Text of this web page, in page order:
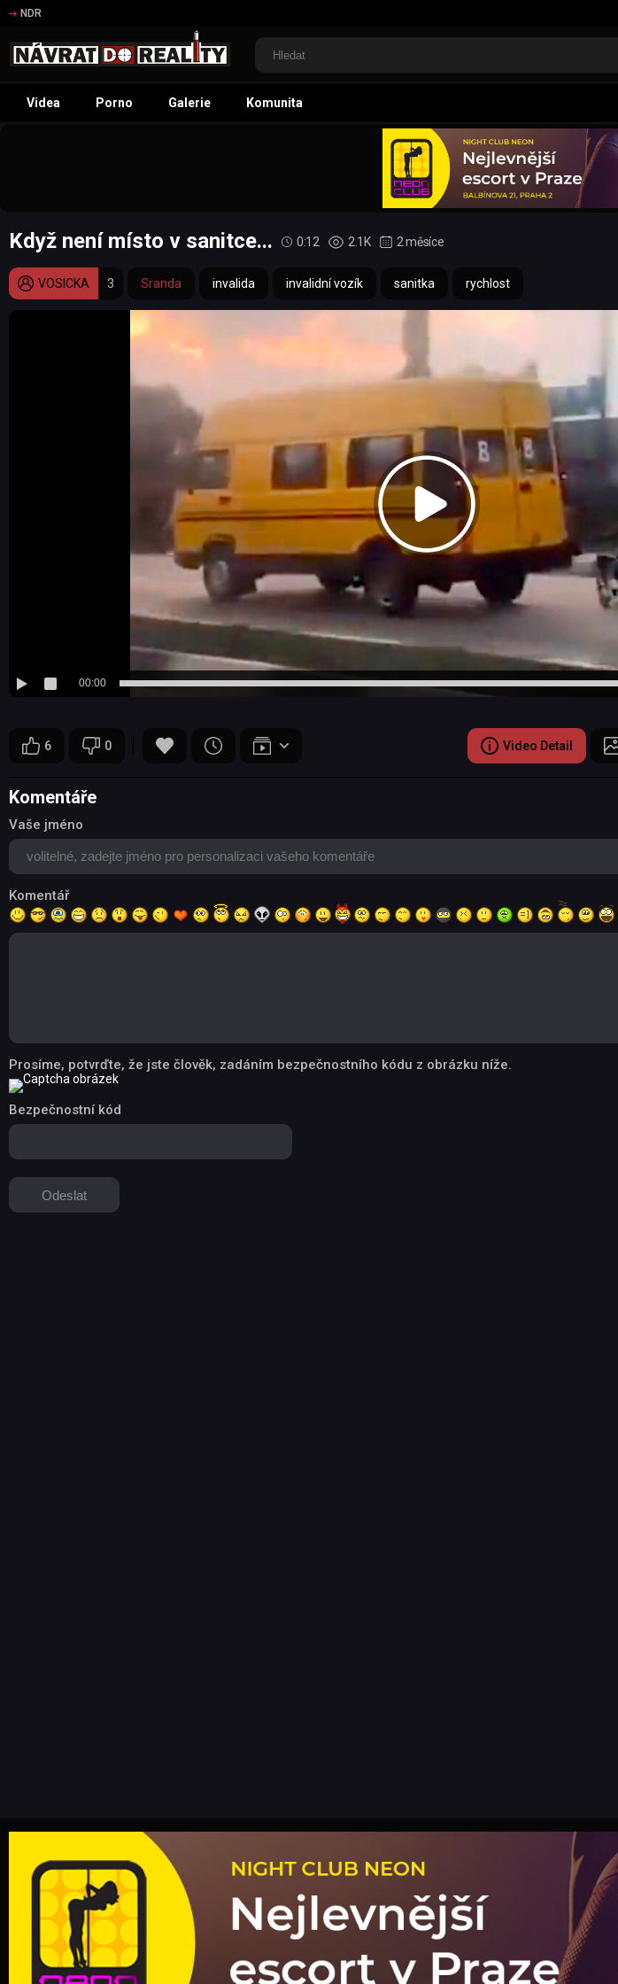
NDR
Videa Porno Galerie Komunita
Když není místo v sanitce... 0:12 2.1K 2 měsíce
VOSICKA 3 Sranda invalida invalidní vozík sanitka rychlost
00:00
6 0 Video Detail
Komentáře
Vaše jméno
Komentář
Prosíme, potvrďte, že jste člověk, zadáním bezpečnostního kódu z obrázku níže.
Bezpečnostní kód